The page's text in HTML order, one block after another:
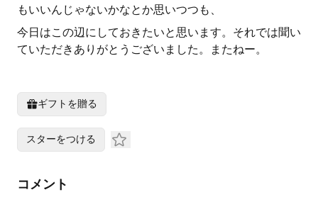
もいいんじゃないかなとか思いつつも、
今日はこの辺にしておきたいと思います。それでは聞い
ていただきありがとうございました。またねー。
ギフトを贈る
スターをつける
コメント